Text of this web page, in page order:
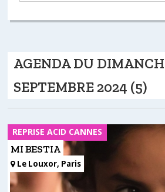
AGENDA DU
SEPTEMBRE 2024 (5)
MI BESTIA
Le Louxor, Paris
REPRISE ACID CANNES